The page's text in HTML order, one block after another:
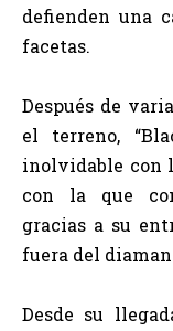
defienden una
facetas.
Después de
el terreno,
inolvidable con
con la que
gracias a su
fuera del
Desde su